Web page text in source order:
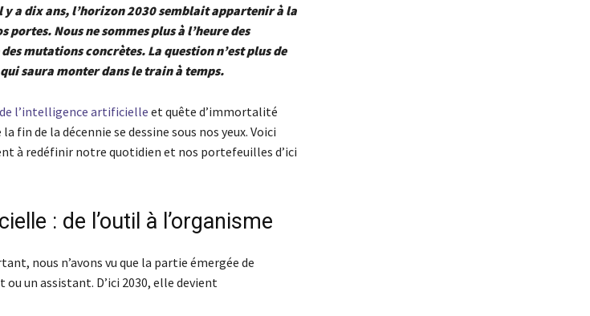
y a dix ans, l’horizon 2030 semblait appartenir à la
Nous ne sommes plus à l’heure des
mutations concrètes. La question n’est plus de
saura monter dans le train à temps.
l’intelligence artificielle et quête d’immortalité
fin de la décennie se dessine sous nos yeux. Voici
à redéfinir notre quotidien et nos portefeuilles d’ici
: de l’outil à l’organisme
nous n’avons vu que la partie émergée de
ou un assistant. D’ici 2030, elle devient